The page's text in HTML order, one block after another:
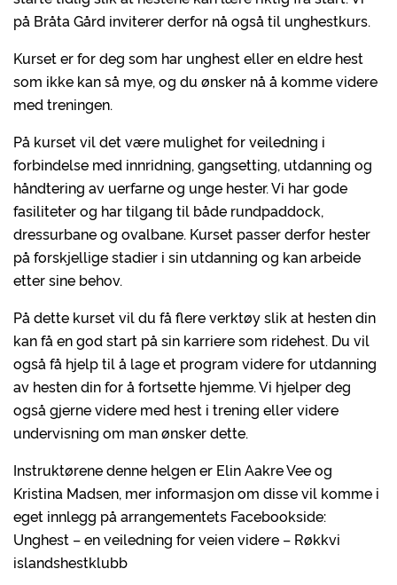
på Bråta Gård inviterer derfor nå også til unghestkurs.
Kurset er for deg som har unghest eller en eldre hest
som ikke kan så mye, og du ønsker nå å komme videre
med treningen.
På kurset vil det være mulighet for veiledning i
forbindelse med innridning, gangsetting, utdanning og
håndtering av uerfarne og unge hester. Vi har gode
fasiliteter og har tilgang til både rundpaddock,
dressurbane og ovalbane. Kurset passer derfor hester
på forskjellige stadier i sin utdanning og kan arbeide
etter sine behov.
På dette kurset vil du få flere verktøy slik at hesten din
kan få en god start på sin karriere som ridehest. Du vil
også få hjelp til å lage et program videre for utdanning
av hesten din for å fortsette hjemme. Vi hjelper deg
også gjerne videre med hest i trening eller videre
undervisning om man ønsker dette.
Instruktørene denne helgen er Elin Aakre Vee og
Kristina Madsen, mer informasjon om disse vil komme i
eget innlegg på arrangementets Facebookside:
Unghest – en veiledning for veien videre – Røkkvi
islandshestklubb